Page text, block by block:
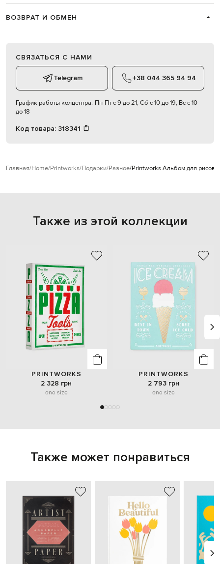
ВОЗВРАТ И ОБМЕН
СВЯЗАТЬСЯ С НАМИ
Telegram +38 044 365 94 94
График работы колцентра: Пн-Пт с 9 до 21, Сб с 10 до 19, Вс с 10
до 18
Код товара: 318341
Главная Home Printworks Подарки Разное Printworks Альбом для
Также из этой коллекции
PRINTWORKS
2 328 грн
one size
PRINTWORKS
2 793 грн
one size
Также может понравиться